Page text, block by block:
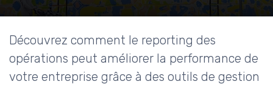
Découvrez comment le reporting des
opérations peut améliorer la performance de
votre entreprise grâce à des outils de gestion